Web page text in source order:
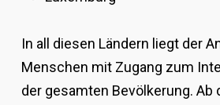
In all diesen Ländern liegt der
Menschen mit Zugang zum
der gesamten Bevölkerung. Ab